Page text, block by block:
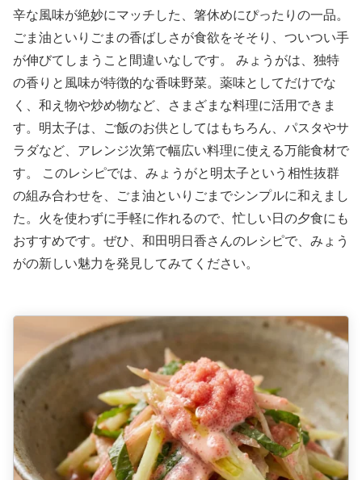
辛な風味が絶妙にマッチした、箸休めにぴったりの一品。
ごま油といりごまの香ばしさが食欲をそそり、ついつい手
が伸びてしまうこと間違いなしです。 みょうがは、独特
の香りと風味が特徴的な香味野菜。薬味としてだけでな
く、和え物や炒め物など、さまざまな料理に活用できま
す。明太子は、ご飯のお供としてはもちろん、パスタやサ
ラダなど、アレンジ次第で幅広い料理に使える万能食材で
す。 このレシピでは、みょうがと明太子という相性抜群
の組み合わせを、ごま油といりごまでシンプルに和えまし
た。火を使わずに手軽に作れるので、忙しい日の夕食にも
おすすめです。ぜひ、和田明日香さんのレシピで、みょう
がの新しい魅力を発見してみてください。